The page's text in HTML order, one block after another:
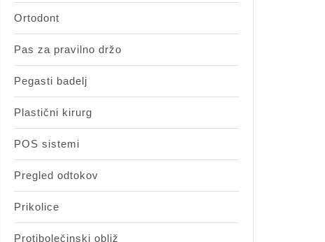
Ortodont
Pas za pravilno držo
Pegasti badelj
Plastični kirurg
POS sistemi
Pregled odtokov
Prikolice
Protibolečinski obliž